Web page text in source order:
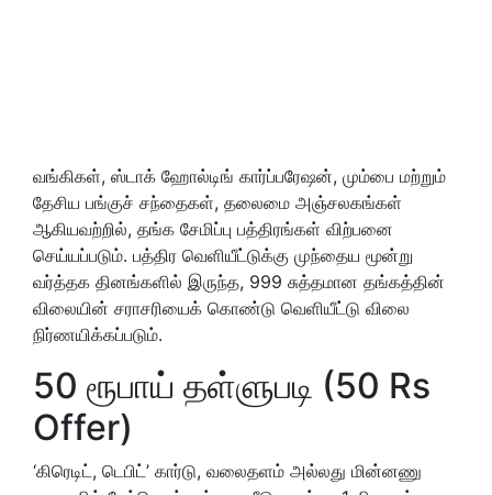
வங்கிகள், ஸ்டாக் ஹோல்டிங் கார்ப்பரேஷன், மும்பை மற்றும்
தேசிய பங்குச் சந்தைகள், தலைமை அஞ்சலகங்கள்
ஆகியவற்றில், தங்க சேமிப்பு பத்திரங்கள் விற்பனை
செய்யப்படும். பத்திர வெளியீட்டுக்கு முந்தைய மூன்று
வர்த்தக தினங்களில் இருந்த, 999 சுத்தமான தங்கத்தின்
விலையின் சராசரியைக் கொண்டு வெளியீட்டு விலை
நிர்ணயிக்கப்படும்.
50 ரூபாய் தள்ளுபடி (50 Rs
Offer)
‘கிரெடிட், டெபிட்’ கார்டு, வலைதளம் அல்லது மின்னணு